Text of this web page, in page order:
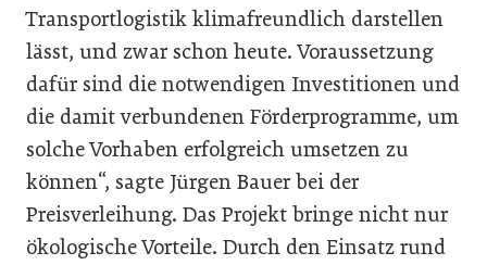
Transportlogistik klimafreundlich darstellen
lässt, und zwar schon heute. Voraussetzung
dafür sind die notwendigen Investitionen und
die damit verbundenen Förderprogramme, um
solche Vorhaben erfolgreich umsetzen zu
können“, sagte Jürgen Bauer bei der
Preisverleihung. Das Projekt bringe nicht nur
ökologische Vorteile. Durch den Einsatz rund